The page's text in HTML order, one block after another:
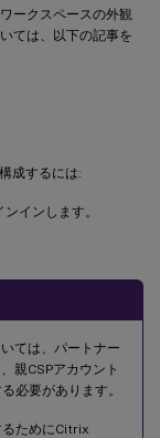
ークスペースの外観
ては、以下の記事を
成するには:
インします。
ては、パートナー
親CSPアカウント
必要があります。
るためにCitrix